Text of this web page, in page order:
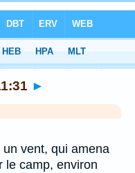
►
vent, qui amena
le camp, environ